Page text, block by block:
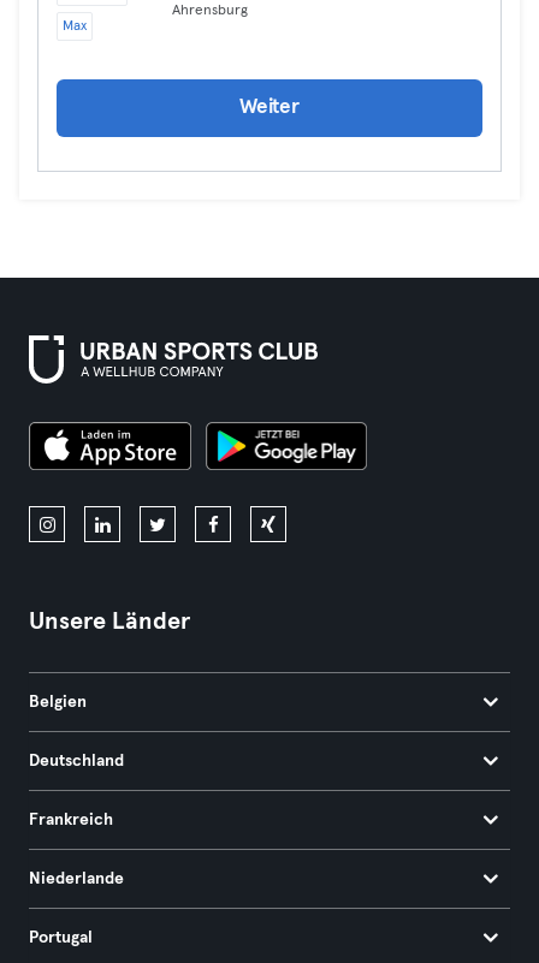
Max
Ahrensburg
Weiter
Unsere Länder
Belgien
Deutschland
Frankreich
Niederlande
Portugal